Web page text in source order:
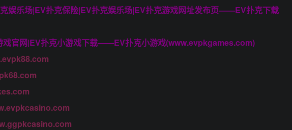
娱乐场|EV扑克保险|EV扑克娱乐场|EV扑克游戏网址发布页——EV扑克下载
戏官网|EV扑克小游戏下载——EV扑克小游戏(www.evpkgames.com)